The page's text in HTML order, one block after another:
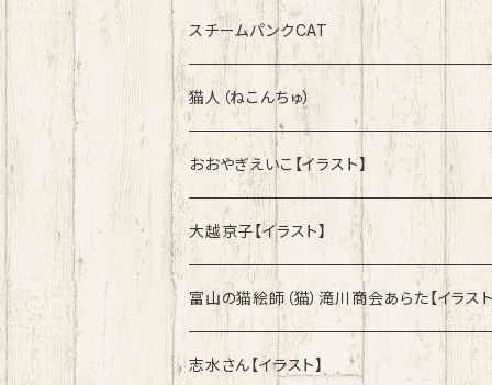
綿100%ノーマルタイプ
速乾ドライタイプ
綿100%ノーマルタイプ
スチームパンクCAT
綿100%ノーマルタイプ
猫人（ねこんちゅ）
おおやぎえいこ【イラスト】
大越京子【イラスト】
富山の猫絵師（猫）滝川商会あらた【イラスト
志水さん【イラスト】